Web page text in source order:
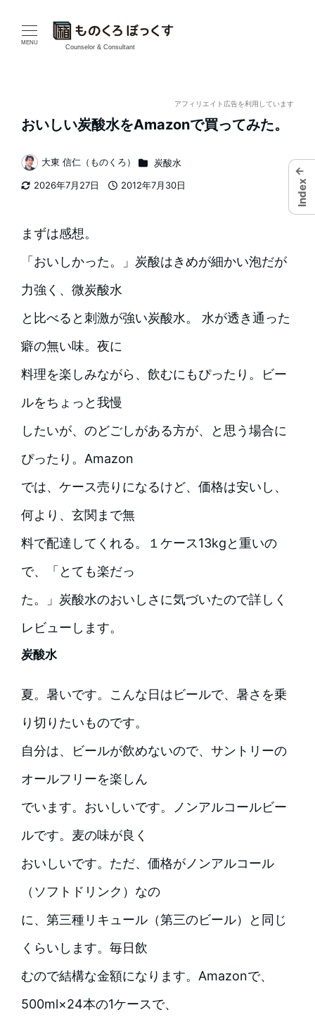
MENU
Counselor & Consultant
アフィリエイト広告を利用しています
おいしい炭酸水をAmazonで買ってみた。
2026年7月27日
2012年7月30日
著
者
大東 信仁（ものくろ） カテゴリー
炭酸水
まずは感想。
「おいしかった。」炭酸はきめが細かい泡だが
力強く、微炭酸水
と比べると刺激が強い炭酸水。 水が透き通った
癖の無い味。夜に
料理を楽しみながら、飲むにもぴったり。ビー
ルをちょっと我慢
したいが、のどごしがある方が、と思う場合に
ぴったり。Amazon
では、ケース売りになるけど、価格は安いし、
何より、玄関まで無
料で配達してくれる。１ケース13kgと重いの
で、「とても楽だっ
た。」炭酸水のおいしさに気づいたので詳しく
レビューします。
炭酸水
夏。暑いです。こんな日はビールで、暑さを乗
り切りたいものです。
自分は、ビールが飲めないので、サントリーの
オールフリーを楽しん
でいます。おいしいです。ノンアルコールビー
ルです。麦の味が良く
おいしいです。ただ、価格がノンアルコール
（ソフトドリンク）なの
に、第三種リキュール（第三のビール）と同じ
くらいします。毎日飲
むので結構な金額になります。Amazonで、
500ml×24本の1ケースで、
←
Index